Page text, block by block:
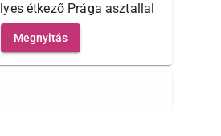
étkező Prága asztallal
Megnyitás